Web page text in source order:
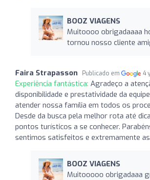
BOOZ VIAGENS
Muitoooo obrigadaaaa
tornou nosso cliente
Faira Strapasson Publicado em 4
Experiência fantástica: Agradeço a
disponibilidade e prestatividade da
atender nossa família em todos os
Desde da busca pela melhor rota até
pontos turísticos a se conhecer.
sentimos satisfeitos e extremamente
BOOZ VIAGENS
Muitooooo obrigadaaa